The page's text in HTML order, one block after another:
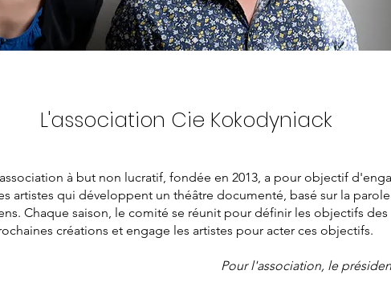
L'association Cie Kokodyniack
à but non lucratif, fondée en 2013, a pour objectif
artistes qui développent un théâtre documenté, basé sur la
Chaque saison, le comité se réunit pour définir les objectifs des
créations et engage les artistes pour acter ces objectifs.
Pour l'association, le